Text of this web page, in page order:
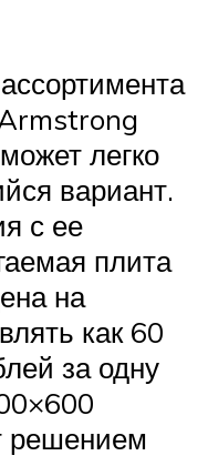
легко
вариант.
с ее
плита
на
как 60
за одну
решением